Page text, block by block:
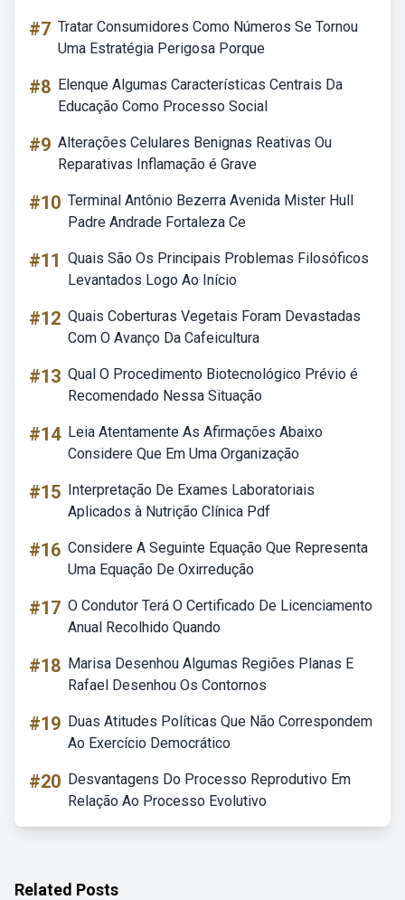
#7 Tratar Consumidores Como Números Se Tornou
Uma Estratégia Perigosa Porque
#8 Elenque Algumas Características Centrais Da
Educação Como Processo Social
#9 Alterações Celulares Benignas Reativas Ou
Reparativas Inflamação é Grave
#10 Terminal Antônio Bezerra Avenida Mister Hull
Padre Andrade Fortaleza Ce
#11 Quais São Os Principais Problemas Filosóficos
Levantados Logo Ao Início
#12 Quais Coberturas Vegetais Foram Devastadas
Com O Avanço Da Cafeicultura
#13 Qual O Procedimento Biotecnológico Prévio é
Recomendado Nessa Situação
#14 Leia Atentamente As Afirmações Abaixo
Considere Que Em Uma Organização
#15 Interpretação De Exames Laboratoriais
Aplicados à Nutrição Clínica Pdf
#16 Considere A Seguinte Equação Que Representa
Uma Equação De Oxirredução
#17 O Condutor Terá O Certificado De Licenciamento
Anual Recolhido Quando
#18 Marisa Desenhou Algumas Regiões Planas E
Rafael Desenhou Os Contornos
#19 Duas Atitudes Políticas Que Não Correspondem
Ao Exercício Democrático
#20 Desvantagens Do Processo Reprodutivo Em
Relação Ao Processo Evolutivo
Related Posts